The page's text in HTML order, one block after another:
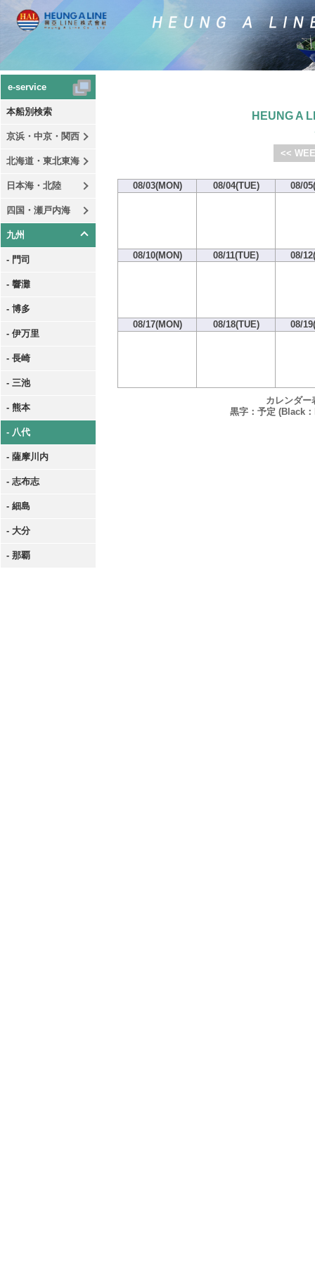
e-service
本船別検索
京浜・中京・関西
北海道・東北東海
日本海・北陸
四国・瀬戸内海
九州
- 門司
- 響灘
- 博多
- 伊万里
- 長崎
- 三池
- 熊本
- 八代
- 薩摩川内
- 志布志
- 細島
- 大分
- 那覇
HEUNG A
<<
08/03(MON) 08/04(TUE) 08/
08/10(MON) 08/11(TUE) 08/
08/17(MON) 08/18(TUE) 08/
カレンダー
黒字：予定 (Black